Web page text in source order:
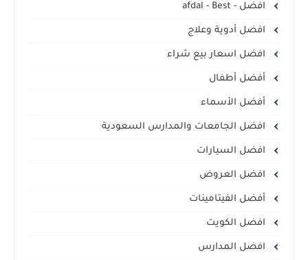
افضل - afdal - Best
افضل أدوية وعلاج
افضل اسعار بيع شراء
أفضل أطفال
أفضل الأسماء
افضل الجامعات والمدارس السعودية
افضل السيارات
افضل العروض
أفضل الفيتامينات
افضل الكويت
افضل المدارس